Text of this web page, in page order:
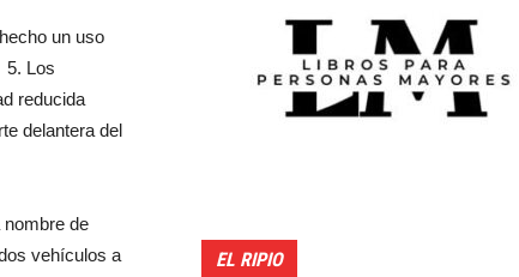
un uso
5. Los
reducida
delantera del
nombre de
vehículos a
EL RIPIO